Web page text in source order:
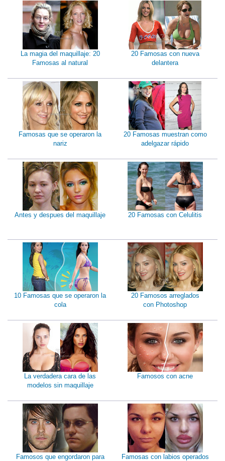
La magia del maquillaje: 20
Famosas al natural
20 Famosas con nueva
delantera
Famosas que se operaron la
nariz
20 Famosas muestran como
adelgazar rápido
Antes y despues del maquillaje 20 Famosas con Celulitis
10 Famosas que se operaron la
cola
20 Famosos arreglados
con Photoshop
La verdadera cara de las
modelos sin maquillaje
Famosos con acne
Famosos que engordaron para
Famosas con labios operados